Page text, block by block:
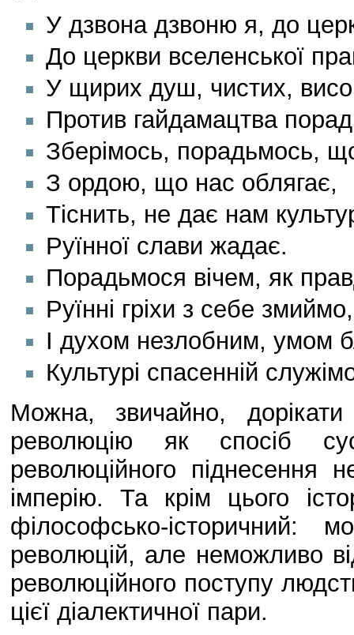
У дзвона дзвоню я, до
До церкви вселенської
У щирих душ, чистих,
Против гайдамацтва
Зберімось, порадьмось,
З ордою, що нас облягає,
Тіснить, не дає нам
Руїнної слави жадає.
Порадьмося вічем, як
Руїнні гріхи з себе змиймо,
І духом незлобним, умом
Культурі спасенній
Можна, звичайно,
революцію як спосіб
революційного піднесення
імперію. Та крім цього
філософсько-
революцій, але неможливо
революційного поступу
цієї діалектичної пари.